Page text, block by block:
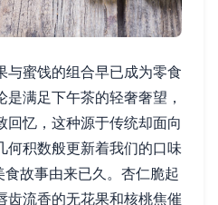
与蜜饯的组合早已成为零食
满足下午茶的轻奢奢望，
回忆，这种源于传统却面向
何积数般更新着我们的口味
故事由来已久。杏仁脆起
齿流香的无花果和核桃焦催